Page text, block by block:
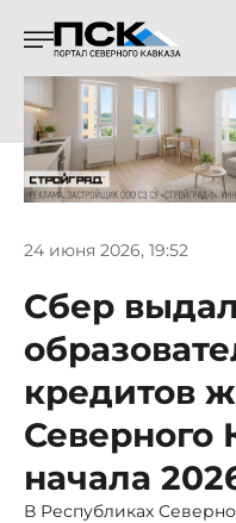
24 июня 2026, 19:52
Сбер
кредитов
Северного
начала
В Республиках